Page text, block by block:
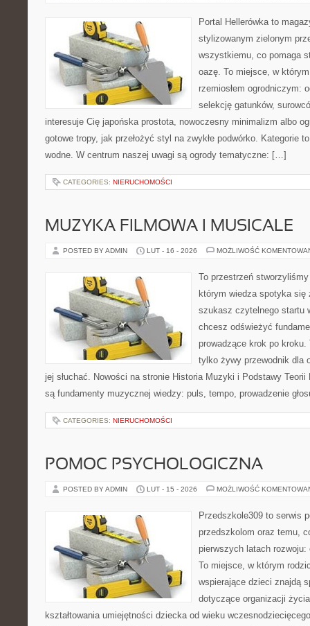
Portal Hellerówka to
stylizowanym zielonym
wszystkiemu, co pomaga
oazę. To miejsce, w
rzemiosłem ogrodniczym:
selekcję gatunków,
interesuje Cię japońska prostota, nowoczesny minimalizm albo
gotowe tropy, jak przełożyć styl na zwykłe podwórko. Kategorie
wodne. W centrum naszej uwagi są ogrody tematyczne: […]
CATEGORIES: NIERUCHOMOŚCI
MUZYKA FILMOWA I MUSICALE
POSTED BY ADMIN LUT - 16 - 2026 MOŻLIWOŚĆ
To przestrzeń
którym wiedza spotyka
szukasz czytelnego startu
chcesz odświeżyć
prowadzące krok po
tylko żywy przewodnik dla
jej słuchać. Nowości na stronie Historia Muzyki i Podstawy
są fundamenty muzycznej wiedzy: puls, tempo, prowadzenie
CATEGORIES: NIERUCHOMOŚCI
POMOC PSYCHOLOGICZNA
POSTED BY ADMIN LUT - 15 - 2026 MOŻLIWOŚĆ
Przedszkole309 to serwis
przedszkolom oraz temu,
pierwszych latach
To miejsce, w którym
wspierające dzieci znajdą
dotyczące organizacji
kształtowania umiejętności dziecka od wieku